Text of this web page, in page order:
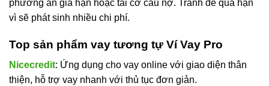
phương án gia hạn hoặc tái cơ cấu nợ. Tránh để quá hạn
vì sẽ phát sinh nhiều chi phí.
Top sản phẩm vay tương tự Ví Vay Pro
Nicecredit: Ứng dụng cho vay online với giao diện thân
thiện, hỗ trợ vay nhanh với thủ tục đơn giản.